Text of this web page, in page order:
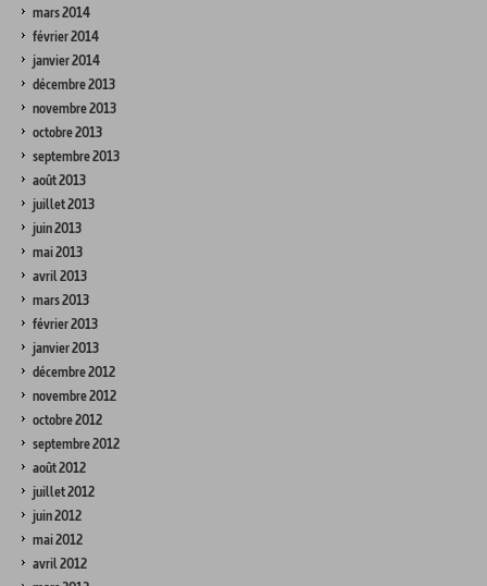
mars 2014
février 2014
janvier 2014
décembre 2013
novembre 2013
octobre 2013
septembre 2013
août 2013
juillet 2013
juin 2013
mai 2013
avril 2013
mars 2013
février 2013
janvier 2013
décembre 2012
novembre 2012
octobre 2012
septembre 2012
août 2012
juillet 2012
juin 2012
mai 2012
avril 2012